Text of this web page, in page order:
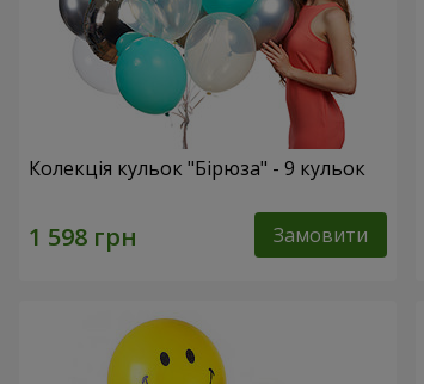
Колекція кульок "Бірюза" - 9 кульок
Замовити